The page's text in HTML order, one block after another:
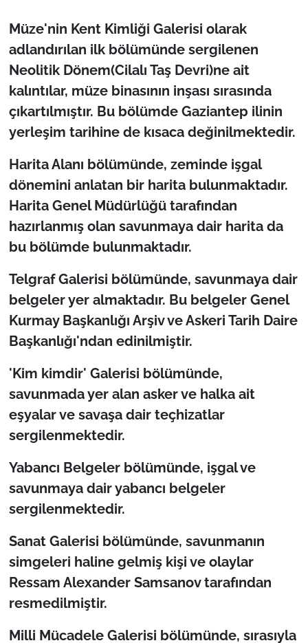
Müze'nin Kent Kimliği Galerisi olarak
adlandırılan ilk bölümünde sergilenen
Neolitik Dönem(Cilalı Taş Devri)ne ait
kalıntılar, müze binasının inşası sırasında
çıkartılmıştır. Bu bölümde Gaziantep ilinin
yerleşim tarihine de kısaca değinilmektedir.
Harita Alanı bölümünde, zeminde işgal
dönemini anlatan bir harita bulunmaktadır.
Harita Genel Müdürlüğü tarafından
hazırlanmış olan savunmaya dair harita da
bu bölümde bulunmaktadır.
Telgraf Galerisi bölümünde, savunmaya dair
belgeler yer almaktadır. Bu belgeler Genel
Kurmay Başkanlığı Arşiv ve Askeri Tarih Daire
Başkanlığı'ndan edinilmiştir.
'Kim kimdir' Galerisi bölümünde,
savunmada yer alan asker ve halka ait
eşyalar ve savaşa dair teçhizatlar
sergilenmektedir.
Yabancı Belgeler bölümünde, işgal ve
savunmaya dair yabancı belgeler
sergilenmektedir.
Sanat Galerisi bölümünde, savunmanın
simgeleri haline gelmiş kişi ve olaylar
Ressam Alexander Samsanov tarafından
resmedilmiştir.
Milli Mücadele Galerisi bölümünde, sırasıyla